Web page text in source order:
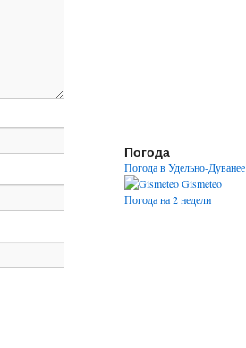
Погода
Погода в Удельно-Дуванее
Gismeteo
Погода на 2 недели